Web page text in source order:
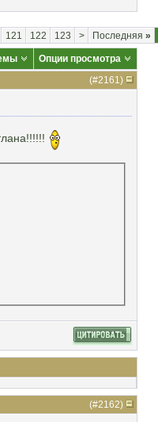
121 122 123 > Последняя »
Опции просмотра
(#2161)
(#2162)